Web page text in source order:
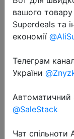
2023-11-04
TWS
5.3 HiFi
вашого
Superdeals та
економії
Телеграм
України
Автоматичний
@SaleStack
Чат спільноти